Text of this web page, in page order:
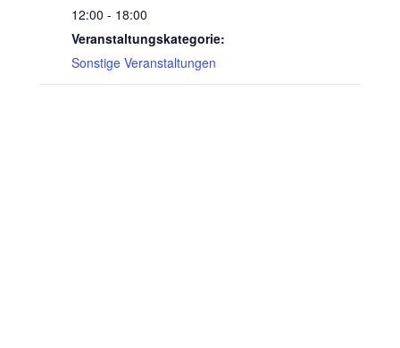
12:00 - 18:00
Veranstaltungskategorie:
Sonstige Veranstaltungen